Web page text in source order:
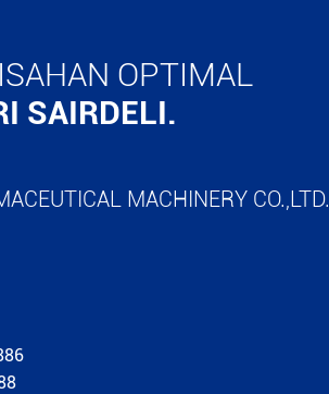
OPTIMAL
SAIRDELI.
MACHINERY CO.,LTD.